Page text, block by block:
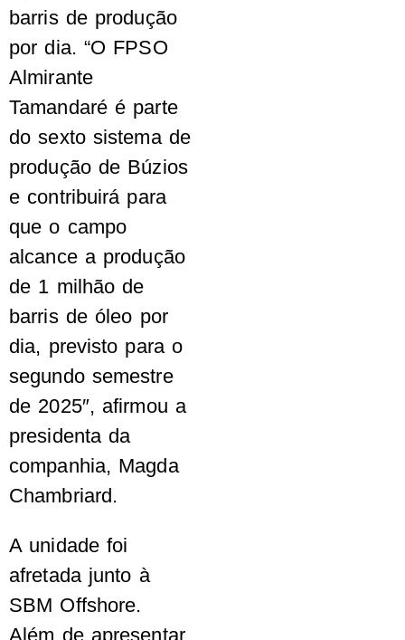
barris de produção
por dia. “O FPSO
Almirante
Tamandaré é parte
do sexto sistema de
produção de Búzios
e contribuirá para
que o campo
alcance a produção
de 1 milhão de
barris de óleo por
dia, previsto para o
segundo semestre
de 2025″, afirmou a
presidenta da
companhia, Magda
Chambriard.
A unidade foi
afretada junto à
SBM Offshore.
Além de apresentar